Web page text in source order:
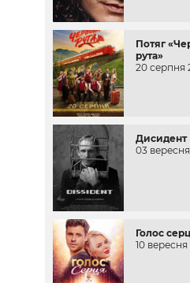
Потяг
рута»
20 серпня
Дисидент
03
Голос
10